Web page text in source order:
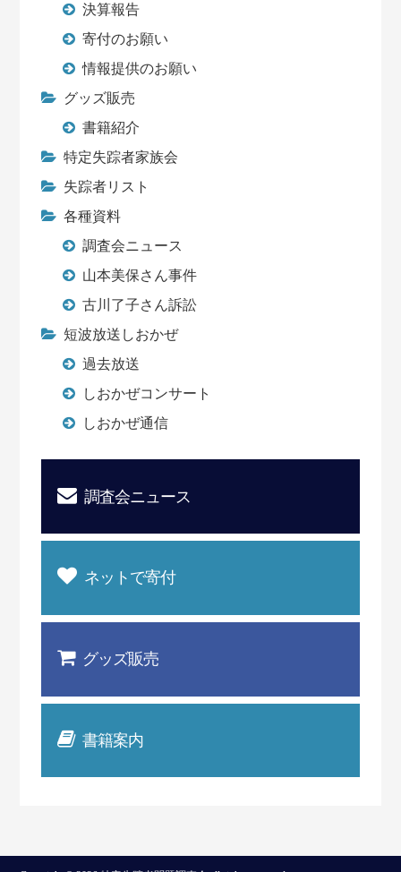
決算報告
寄付のお願い
情報提供のお願い
グッズ販売
書籍紹介
特定失踪者家族会
失踪者リスト
各種資料
調査会ニュース
山本美保さん事件
古川了子さん訴訟
短波放送しおかぜ
過去放送
しおかぜコンサート
しおかぜ通信
調査会ニュース
ネットで寄付
グッズ販売
書籍案内